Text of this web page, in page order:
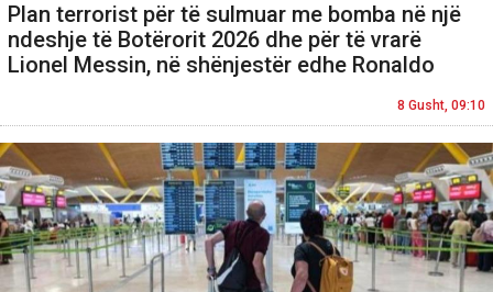
Plan terrorist për të sulmuar me bomba në një
ndeshje të Botërorit 2026 dhe për të vrarë
Lionel Messin, në shënjestër edhe Ronaldo
8 Gusht, 09:10